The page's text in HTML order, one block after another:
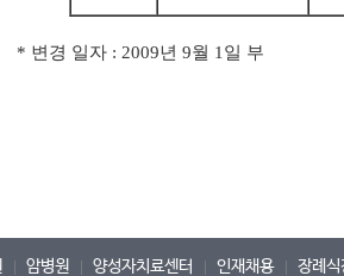
* 변경 일자 : 2009년 9월 1일 부
암병원 양성자치료센터 인재채용 장례식